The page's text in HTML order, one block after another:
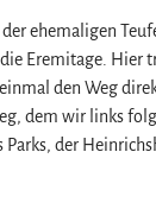
ehemaligen
Eremitage.
den Weg
dem wir links
der